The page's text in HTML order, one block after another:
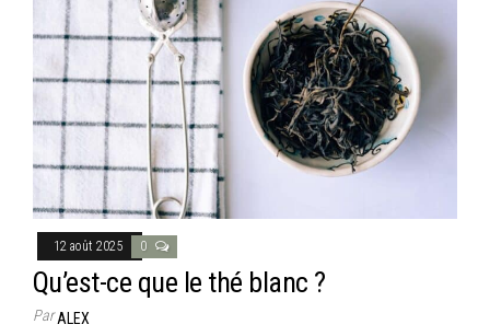
12 août 2025 0
Qu’est-ce que le thé blanc ?
ParALEX